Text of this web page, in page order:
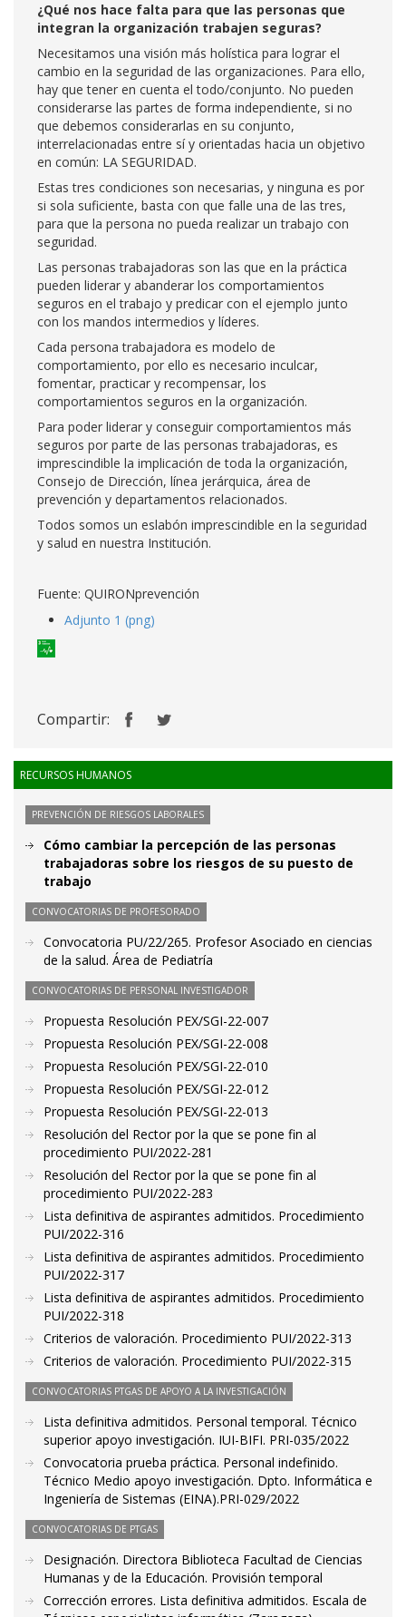
¿Qué nos hace falta para que las personas que
integran la organización trabajen seguras?
Necesitamos una visión más holística para lograr el
cambio en la seguridad de las organizaciones. Para ello,
hay que tener en cuenta el todo/conjunto. No pueden
considerarse las partes de forma independiente, si no
que debemos considerarlas en su conjunto,
interrelacionadas entre sí y orientadas hacia un objetivo
en común: LA SEGURIDAD.
Estas tres condiciones son necesarias, y ninguna es por
si sola suficiente, basta con que falle una de las tres,
para que la persona no pueda realizar un trabajo con
seguridad.
Las personas trabajadoras son las que en la práctica
pueden liderar y abanderar los comportamientos
seguros en el trabajo y predicar con el ejemplo junto
con los mandos intermedios y líderes.
Cada persona trabajadora es modelo de
comportamiento, por ello es necesario inculcar,
fomentar, practicar y recompensar, los
comportamientos seguros en la organización.
Para poder liderar y conseguir comportamientos más
seguros por parte de las personas trabajadoras, es
imprescindible la implicación de toda la organización,
Consejo de Dirección, línea jerárquica, área de
prevención y departamentos relacionados.
Todos somos un eslabón imprescindible en la seguridad
y salud en nuestra Institución.
Fuente: QUIRONprevención
Adjunto 1 (png)
Compartir:
RECURSOS HUMANOS
PREVENCIÓN DE RIESGOS LABORALES
Cómo cambiar la percepción de las personas
trabajadoras sobre los riesgos de su puesto de
trabajo
CONVOCATORIAS DE PROFESORADO
Convocatoria PU/22/265. Profesor Asociado en ciencias
de la salud. Área de Pediatría
CONVOCATORIAS DE PERSONAL INVESTIGADOR
Propuesta Resolución PEX/SGI-22-007
Propuesta Resolución PEX/SGI-22-008
Propuesta Resolución PEX/SGI-22-010
Propuesta Resolución PEX/SGI-22-012
Propuesta Resolución PEX/SGI-22-013
Resolución del Rector por la que se pone fin al
procedimiento PUI/2022-281
Resolución del Rector por la que se pone fin al
procedimiento PUI/2022-283
Lista definitiva de aspirantes admitidos. Procedimiento
PUI/2022-316
Lista definitiva de aspirantes admitidos. Procedimiento
PUI/2022-317
Lista definitiva de aspirantes admitidos. Procedimiento
PUI/2022-318
Criterios de valoración. Procedimiento PUI/2022-313
Criterios de valoración. Procedimiento PUI/2022-315
CONVOCATORIAS PTGAS DE APOYO A LA INVESTIGACIÓN
Lista definitiva admitidos. Personal temporal. Técnico
superior apoyo investigación. IUI-BIFI. PRI-035/2022
Convocatoria prueba práctica. Personal indefinido.
Técnico Medio apoyo investigación. Dpto. Informática e
Ingeniería de Sistemas (EINA).PRI-029/2022
CONVOCATORIAS DE PTGAS
Designación. Directora Biblioteca Facultad de Ciencias
Humanas y de la Educación. Provisión temporal
Corrección errores. Lista definitiva admitidos. Escala de